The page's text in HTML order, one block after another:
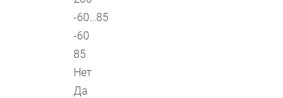
-60…85
-60
85
Нет
Да